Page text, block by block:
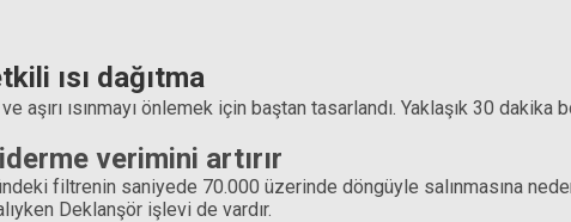
82mm Variable Density II Filtre (1,5-9 Stop Ayarlanabilir ND)
19.047,60 TL
ısı dağıtma
aşırı ısınmayı önlemek için baştan tasarlandı. Yaklaşık 30
verimini artırır
filtrenin saniyede 70.000 üzerinde döngüyle salınmasına
Deklanşör işlevi de vardır.